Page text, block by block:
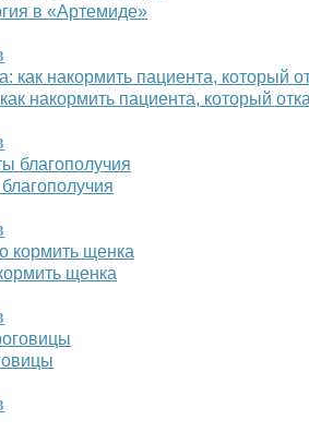
в «Артемиде»
накормить пациента, который
щенка